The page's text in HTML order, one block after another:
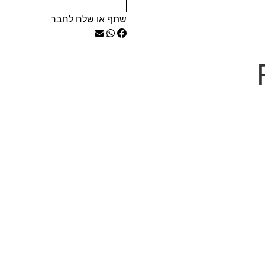
שתף או שלח לחבר